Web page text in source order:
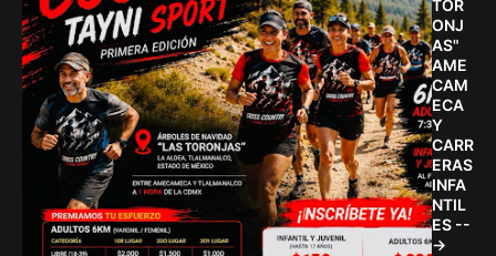
TOR
ONJ
AS"
AME
CAM
ECA
Y
CARR
ERAS
INFA
NTIL
ES --
->